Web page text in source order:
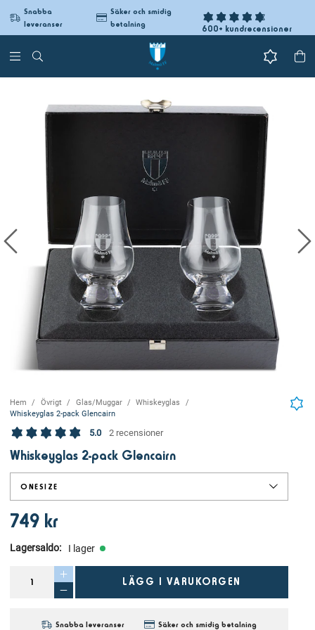
Snabba
leveranser
Säker och smidig
betalning
600+ kundrecensioner
Hem Övrigt Glas/Muggar
Whiskeyglas
Whiskeyglas 2-pack Glencairn
5.0 2 recensioner
Whiskeyglas 2-pack Glencairn
ONESIZE
749 kr
Lagersaldo: I lager
LÄGG I VARUKORGEN
Snabba leveranser Säker och smidig betalning